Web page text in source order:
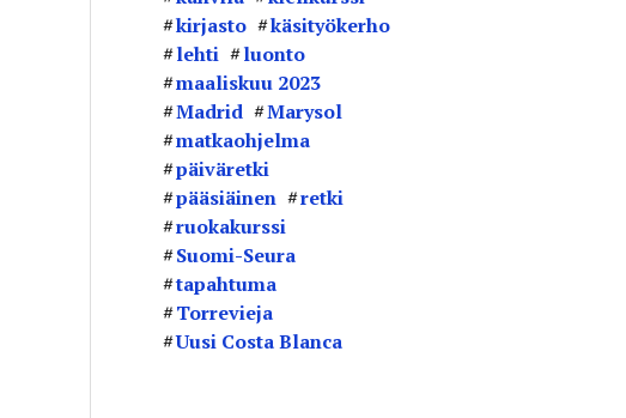
kirjasto
käsityökerho
lehti
luonto
maaliskuu 2023
Madrid
Marysol
matkaohjelma
päiväretki
pääsiäinen
retki
ruokakurssi
Suomi-Seura
tapahtuma
Torrevieja
Uusi Costa Blanca